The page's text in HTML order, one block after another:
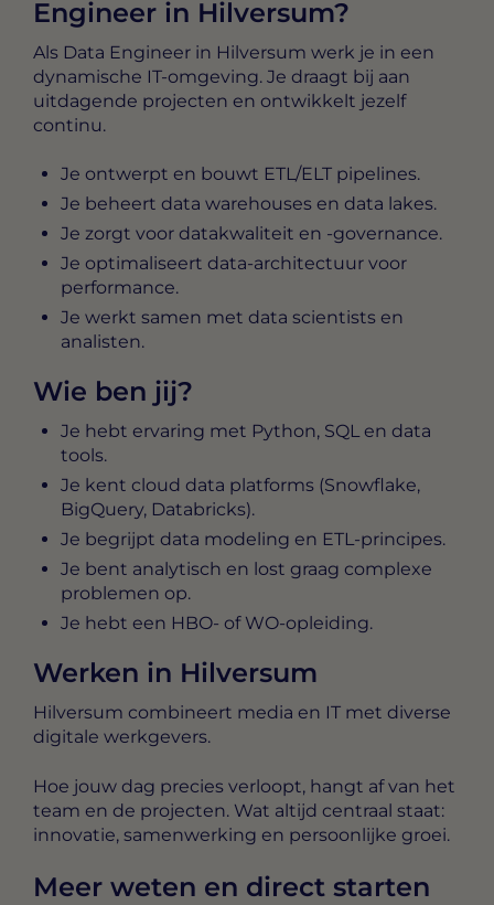
Engineer in Hilversum?
Als Data Engineer in Hilversum werk je in een
dynamische IT-omgeving. Je draagt bij aan
uitdagende projecten en ontwikkelt jezelf
continu.
Je ontwerpt en bouwt ETL/ELT pipelines.
Je beheert data warehouses en data lakes.
Je zorgt voor datakwaliteit en -governance.
Je optimaliseert data-architectuur voor
performance.
Je werkt samen met data scientists en
analisten.
Wie ben jij?
Je hebt ervaring met Python, SQL en data
tools.
Je kent cloud data platforms (Snowflake,
BigQuery, Databricks).
Je begrijpt data modeling en ETL-principes.
Je bent analytisch en lost graag complexe
problemen op.
Je hebt een HBO- of WO-opleiding.
Werken in Hilversum
Hilversum combineert media en IT met diverse
digitale werkgevers.
Hoe jouw dag precies verloopt, hangt af van het
team en de projecten. Wat altijd centraal staat:
innovatie, samenwerking en persoonlijke groei.
Meer weten en direct starten